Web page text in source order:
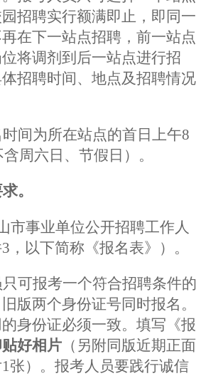
招聘实行额满即止，即同一
在下一站点招聘，前一站点
将调剂到后一站点进行招
招聘时间、地点及招聘情况
间为所在站点的首日上午8
周六日、节假日）。
。
市事业单位公开招聘工作人
，以下简称《报名表》）。
可报考一个符合招聘条件的
版两个身份证号同时报名。
身份证必须一致。填写《报
好相片 （另附同版近期正面
1张）。报考人员要践行诚信